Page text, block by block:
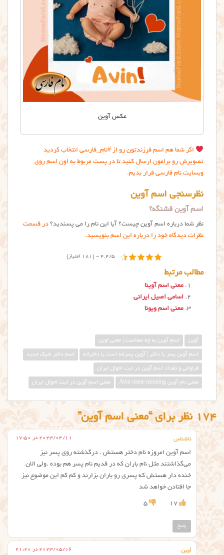
عکس آوین
اگر شما هم اسم فرزندتون رو از #نام_فارسی انتخاب کردید
تصویرش رو برامون ارسال کنید تا در پست مربوط به اون اسم روی
وبسایت نام فارسی قرار بدیم.
نظرسنجی اسم آوین
اسم آوین قشنگه؟
نظر شما درباره اسم آوين چیست؟ آیا این نام را می پسندید؟ در قسمت
نظرات دیدگاه خود را درباره این اسم بنویسید.
4.4/5 - (181 امتیاز)
مطالب مرتبط
معنی اسم آوینا
اسامی اصیل ایرانی
معنی اسم ویونا
آوین اسم آوین به چه معناست | معنی اوین
اسم آوین پسر یا دختر | آوين پسرانه است یا دخترانه اسم دختر شیک جدید
فراوانی و تعداد اسم آوین در ثبت احوال ایران
معني نام آوين Avin name meaning معنی اسم آوین در ثبت احوال ایران
174 نظر برای “معنی اسم آوین”
ناشناس 2023/04/11 در 17:50
اسم آوین امروزه نام دختر هستش . درگذشته روی پسر نیز
می‌گذاشتند مثل نام باران که در قدیم نام پسر هم بوده .ولی الان
خنده دار هستش که پسری رو باران بزارند و کم کم این موضوع نیز
جا افتادن خواهد شد
17
5
پاسخ
أوین 2023/05/06 در 21:20